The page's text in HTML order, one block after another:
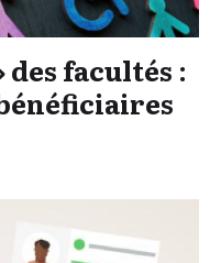
des facultés :